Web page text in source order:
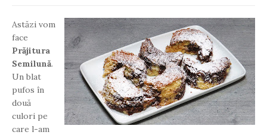
Astăzi vom
face
Prăjitura
Semilună.
Un blat
pufos în
două
culori pe
care l-am